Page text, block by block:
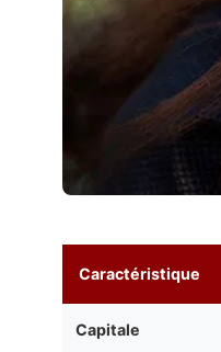
Caractéristique
Capitale